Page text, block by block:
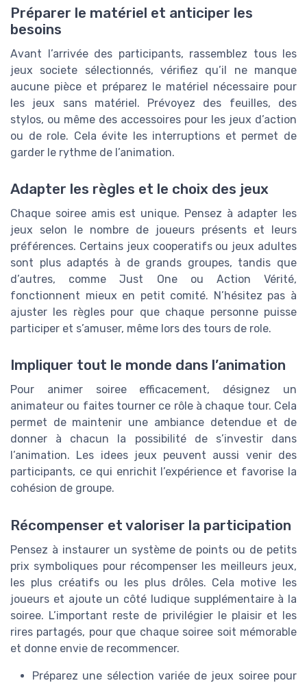
Préparer le matériel et anticiper les
besoins
Avant l’arrivée des participants, rassemblez tous les
jeux societe sélectionnés, vérifiez qu’il ne manque
aucune pièce et préparez le matériel nécessaire pour
les jeux sans matériel. Prévoyez des feuilles, des
stylos, ou même des accessoires pour les jeux d’action
ou de role. Cela évite les interruptions et permet de
garder le rythme de l’animation.
Adapter les règles et le choix des jeux
Chaque soiree amis est unique. Pensez à adapter les
jeux selon le nombre de joueurs présents et leurs
préférences. Certains jeux cooperatifs ou jeux adultes
sont plus adaptés à de grands groupes, tandis que
d’autres, comme Just One ou Action Vérité,
fonctionnent mieux en petit comité. N’hésitez pas à
ajuster les règles pour que chaque personne puisse
participer et s’amuser, même lors des tours de role.
Impliquer tout le monde dans l’animation
Pour animer soiree efficacement, désignez un
animateur ou faites tourner ce rôle à chaque tour. Cela
permet de maintenir une ambiance detendue et de
donner à chacun la possibilité de s’investir dans
l’animation. Les idees jeux peuvent aussi venir des
participants, ce qui enrichit l’expérience et favorise la
cohésion de groupe.
Récompenser et valoriser la participation
Pensez à instaurer un système de points ou de petits
prix symboliques pour récompenser les meilleurs jeux,
les plus créatifs ou les plus drôles. Cela motive les
joueurs et ajoute un côté ludique supplémentaire à la
soiree. L’important reste de privilégier le plaisir et les
rires partagés, pour que chaque soiree soit mémorable
et donne envie de recommencer.
Préparez une sélection variée de jeux soiree pour